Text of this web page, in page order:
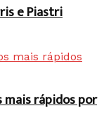
e Piastri
rápidos por